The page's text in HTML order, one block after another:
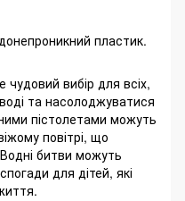
пластик.
вибір для всіх,
та насолоджуватися
пістолетами можуть
повітрі, що
битви можуть
для дітей, які